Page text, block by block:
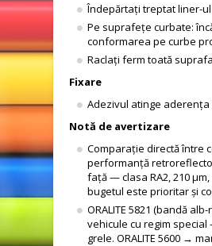
Îndepărtați treptat liner-
Pe suprafețe curbate:
conformarea pe curbe
Raclați ferm toată
Fixare
Adezivul atinge aderența
Notă de avertizare
Comparație directă între
performanță
față — clasa RA2, 210
bugetul este prioritar și
ORALITE 5821 (bandă
vehicule cu regim
grele. ORALITE 5600 →